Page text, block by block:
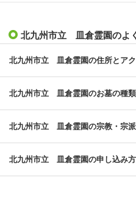
北九州市立 皿倉霊園のよ
北九州市立 皿倉霊園の住所とアク
北九州市立 皿倉霊園のお墓の種類
北九州市立 皿倉霊園の宗教・宗
北九州市立 皿倉霊園の申し込み方